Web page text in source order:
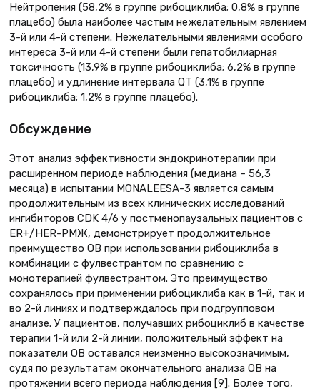
Нейтропения (58,2% в группе рибоциклиба; 0,8% в группе
плацебо) была наиболее частым нежелательным явлением
3-й или 4-й степени. Нежелательными явлениями особого
интереса 3-й или 4-й степени были гепатобилиарная
токсичность (13,9% в группе рибоциклиба; 6,2% в группе
плацебо) и удлинение интервала QT (3,1% в группе
рибоциклиба; 1,2% в группе плацебо).
Обсуждение
Этот анализ эффективности эндокринотерапии при
расширенном периоде наблюдения (медиана – 56,3
месяца) в испытании MONALEESA-3 является самым
продолжительным из всех клинических исследований
ингибиторов CDK 4/6 у постменопаузальных пациентов с
ER+/HER-РМЖ, демонстрирует продолжительное
преимущество ОВ при использовании рибоциклиба в
комбинации с фулвестрантом по сравнению с
монотерапией фулвестрантом. Это преимущество
сохранялось при применении рибоциклиба как в 1-й, так и
во 2-й линиях и подтверждалось при подгрупповом
анализе. У пациентов, получавших рибоциклиб в качестве
терапии 1-й или 2-й линии, положительный эффект на
показатели ОВ оставался неизменно высокозначимым,
судя по результатам окончательного анализа ОВ на
протяжении всего периода наблюдения [9]. Более того,